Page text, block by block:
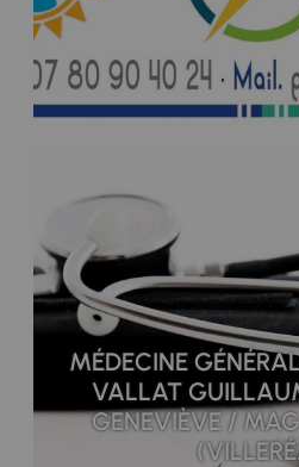
MÉDECINE
VALLAT
GENEVIÈVE /